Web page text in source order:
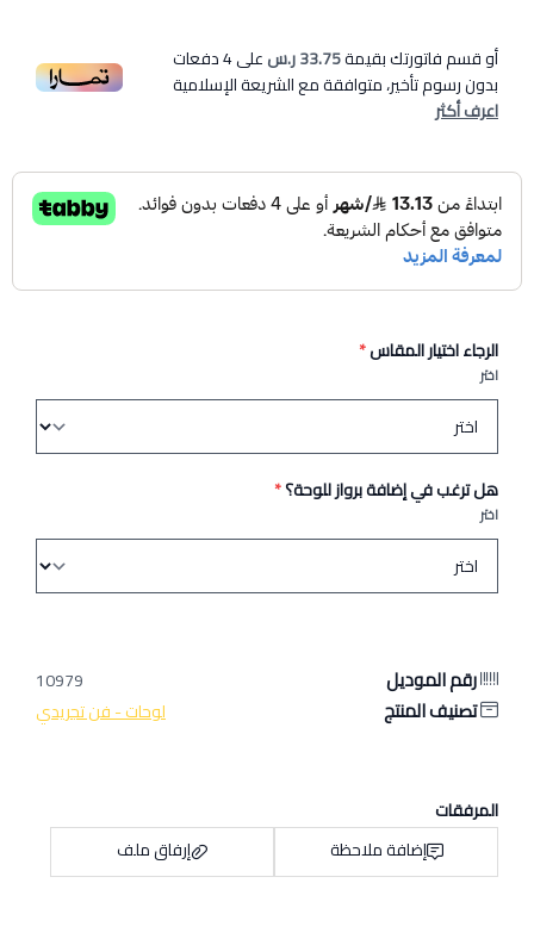
أو قسم فاتورتك بقيمة33.75 ر.س على4دفعات
بدون رسوم تأخير، متوافقة مع الشريعة الإسلامية
اعرف أكثر
الرجاء اختيار المقاس*
اختر
هل ترغب في إضافة برواز للوحة؟*
اختر
رقم الموديل 10979
تصنيف المنتج لوحات - فن تجريدي
المرفقات
إضافة ملاحظة
إرفاق ملف